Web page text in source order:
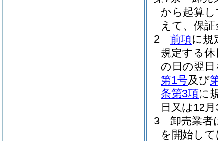
から起算
えて、保
2
前項に規
規定する
の日の翌
第1号及び
条第3項に
日又は12
3
卸売業者
を開始し